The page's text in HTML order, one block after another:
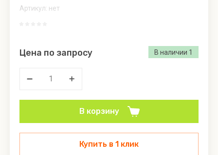
Сыробогатов
Угощение
Фабрика
вкуса
Артикул: нет
В наличии 1
Цена по запросу
В корзину
Купить в 1 клик